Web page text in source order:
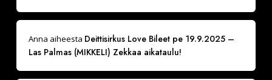
Anna aiheesta Deittisirkus Love Bileet pe 19.9.2025 –
Las Palmas (MIKKELI) Zekkaa aikataulu!